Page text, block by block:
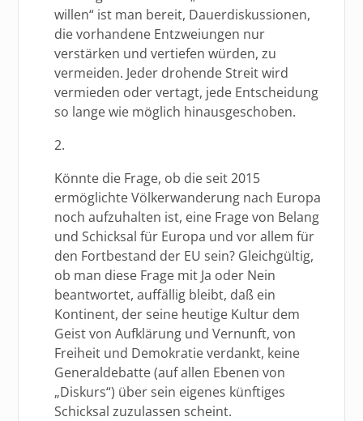
willen“ ist man bereit, Dauerdiskussionen,
die vorhandene Entzweiungen nur
verstärken und vertiefen würden, zu
vermeiden. Jeder drohende Streit wird
vermieden oder vertagt, jede Entscheidung
so lange wie möglich hinausgeschoben.
2.
Könnte die Frage, ob die seit 2015
ermöglichte Völkerwanderung nach Europa
noch aufzuhalten ist, eine Frage von Belang
und Schicksal für Europa und vor allem für
den Fortbestand der EU sein? Gleichgültig,
ob man diese Frage mit Ja oder Nein
beantwortet, auffällig bleibt, daß ein
Kontinent, der seine heutige Kultur dem
Geist von Aufklärung und Vernunft, von
Freiheit und Demokratie verdankt, keine
Generaldebatte (auf allen Ebenen von
„Diskurs“) über sein eigenes künftiges
Schicksal zuzulassen scheint.